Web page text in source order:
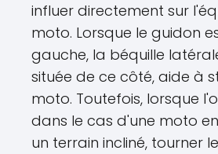
influer directement sur
moto. Lorsque le guidon
gauche, la béquille
située de ce côté, aide à
moto. Toutefois, lorsque
dans le cas d'une moto
un terrain incliné, tourner